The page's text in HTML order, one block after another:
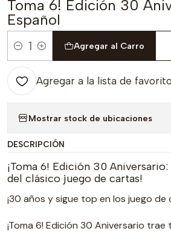
Toma 6! Edición 30
Español
Cantidad
Agregar al Carro
Agregar a la lista de
Mostrar stock de ubicaciones
DESCRIPCIÓN
¡Toma 6! Edición 30 Aniversario:
del clásico juego de cartas!
¡30 años y sigue top en los juego de
¡Toma 6! Edición 30 Aniversario